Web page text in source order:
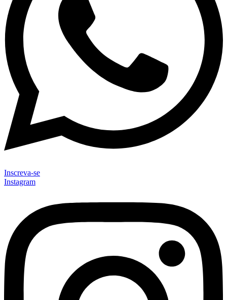
Inscreva-se
Instagram